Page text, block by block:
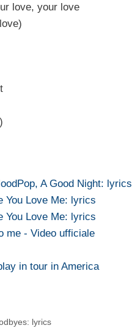
love, your love
A Good Night: lyrics
You Love Me: lyrics
You Love Me: lyrics
me - Video ufficiale
in tour in America
lyrics